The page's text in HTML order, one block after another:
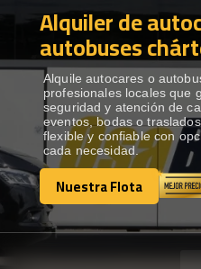
ALQUILER DE
DESTINOS
RECORRIDAS
FLOTA
Alquiler de
autobuses
Alquile autocares o
profesionales locales que
seguridad y atención de
eventos, bodas o
flexible y confiable con
cada necesidad.
Nuestra Flota
Nuestra Flota